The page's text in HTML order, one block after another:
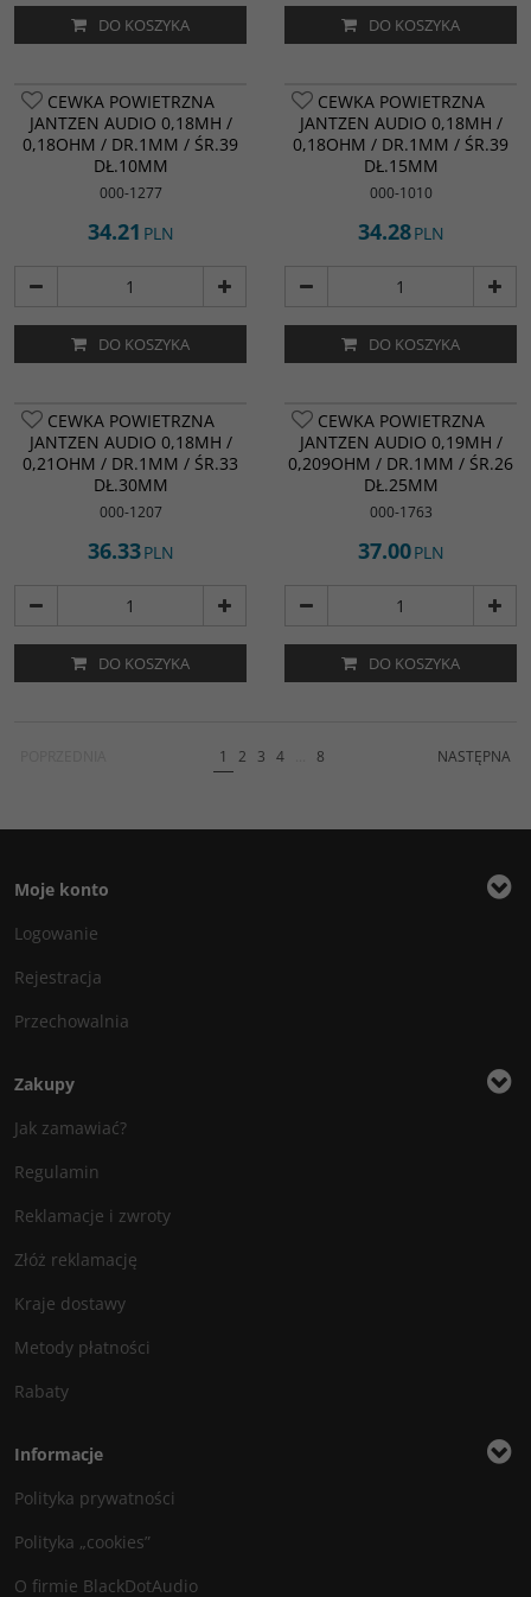
DO KOSZYKA DO KOSZYKA
CEWKA POWIETRZNA
JANTZEN AUDIO 0,18MH /
0,18OHM / DR.1MM / ŚR.39
DŁ.10MM
000-1277
34.21 PLN
DO KOSZYKA
CEWKA POWIETRZNA
JANTZEN AUDIO 0,18MH /
0,18OHM / DR.1MM / ŚR.39
DŁ.15MM
000-1010
34.28PLN
DO KOSZYKA
CEWKA POWIETRZNA
JANTZEN AUDIO 0,18MH /
0,21OHM / DR.1MM / ŚR.33
DŁ.30MM
000-1207
36.33PLN
DO KOSZYKA
CEWKA POWIETRZNA
JANTZEN AUDIO 0,19MH /
0,209OHM / DR.1MM / ŚR.26
DŁ.25MM
000-1763
37.00PLN
DO KOSZYKA
1 2 3 4 8 NASTĘPNA
Moje konto
Logowanie
Rejestracja
Przechowalnia
Zakupy
Jak zamawiać?
Regulamin
Reklamacje i zwroty
Złóż reklamację
Kraje dostawy
Metody płatności
Rabaty
Informacje
Polityka prywatności
Polityka „cookies”
O firmie BlackDotAudio